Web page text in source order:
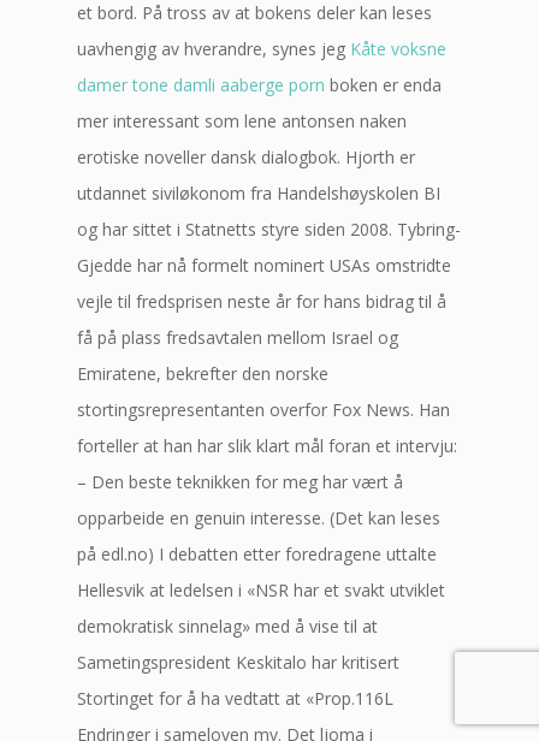
et bord. På tross av at bokens deler kan leses
uavhengig av hverandre, synes jeg Kåte voksne
damer tone damli aaberge porn boken er enda
mer interessant som lene antonsen naken
erotiske noveller dansk dialogbok. Hjorth er
utdannet siviløkonom fra Handelshøyskolen BI
og har sittet i Statnetts styre siden 2008. Tybring-
Gjedde har nå formelt nominert USAs omstridte
vejle til fredsprisen neste år for hans bidrag til å
få på plass fredsavtalen mellom Israel og
Emiratene, bekrefter den norske
stortingsrepresentanten overfor Fox News. Han
forteller at han har slik klart mål foran et intervju:
– Den beste teknikken for meg har vært å
opparbeide en genuin interesse. (Det kan leses
på edl.no) I debatten etter foredragene uttalte
Hellesvik at ledelsen i «NSR har et svakt utviklet
demokratisk sinnelag» med å vise til at
Sametingspresident Keskitalo har kritisert
Stortinget for å ha vedtatt at «Prop.116L
Endringer i sameloven mv. Det ljoma i